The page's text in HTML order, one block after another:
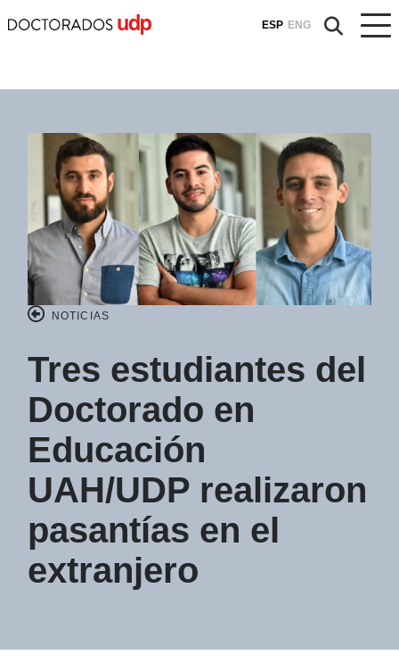
ESP ENG
NOTICIAS
Tres estudiantes del
Doctorado en
Educación
UAH/UDP realizaron
pasantías en el
extranjero